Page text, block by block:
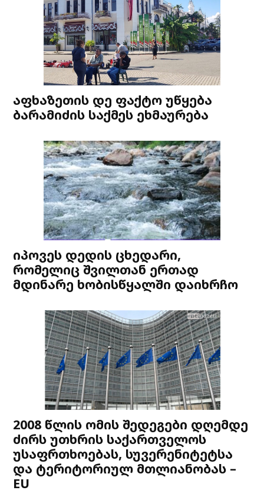
აფხაზეთის დე ფაქტო უწყება
ბარამიძის საქმეს ეხმაურება
იპოვეს დედის ცხედარი,
რომელიც შვილთან ერთად
მდინარე ხობისწყალში დაიხრჩო
2008 წლის ომის შედეგები დღემდე
ძირს უთხრის საქართველოს
უსაფრთხოებას, სუვერენიტეტსა
და ტერიტორიულ მთლიანობას –
EU